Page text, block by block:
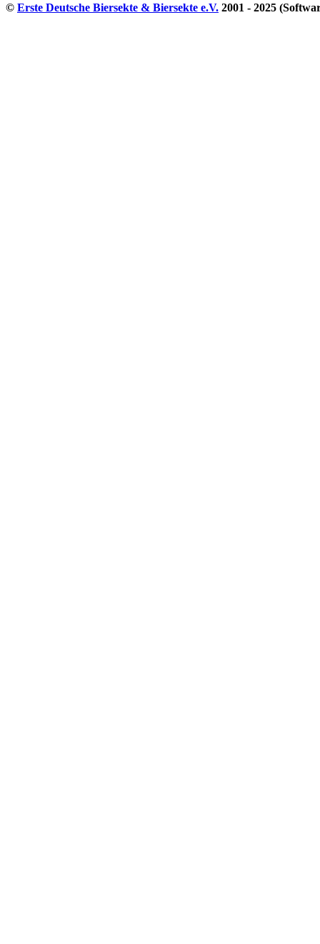
© Erste Deutsche Biersekte & Biersekte e.V. 2001 - 2025